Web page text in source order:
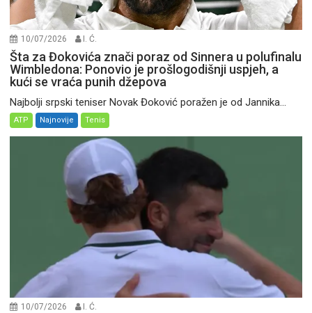
10/07/2026 I. Ć.
Šta za Đokovića znači poraz od Sinnera u polufinalu
Wimbledona: Ponovio je prošlogodišnji uspjeh, a
kući se vraća punih džepova
Najbolji srpski teniser Novak Đoković poražen je od Jannika...
ATP Najnovije Tenis
10/07/2026 I. Ć.